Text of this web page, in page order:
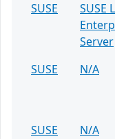
SUSE
SUSE
Server
SUSE
N/A
SUSE
N/A